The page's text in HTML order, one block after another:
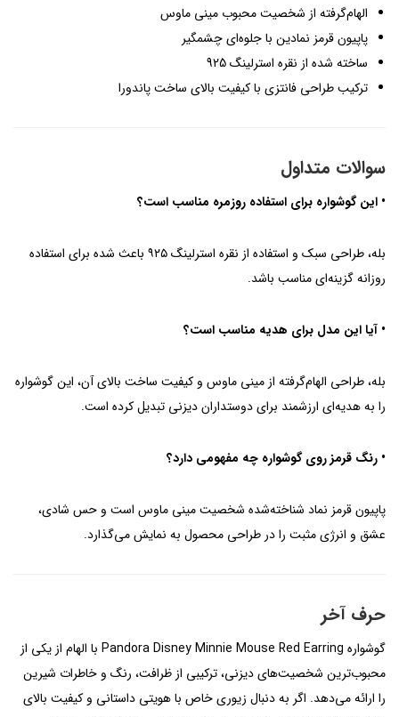
الهام‌گرفته از شخصیت محبوب مینی ماوس
پاپیون قرمز نمادین با جلوه‌ای چشمگیر
ساخته شده از نقره استرلینگ 925
ترکیب طراحی فانتزی با کیفیت بالای ساخت پاندورا
سوالات متداول
• این گوشواره برای استفاده روزمره مناسب است؟
بله، طراحی سبک و استفاده از نقره استرلینگ ۹۲۵ باعث شده برای استفاده
روزانه گزینه‌ای مناسب باشد.
• آیا این مدل برای هدیه مناسب است؟
بله، طراحی الهام‌گرفته از مینی ماوس و کیفیت ساخت بالای آن، این گوشواره
را به هدیه‌ای ارزشمند برای دوستداران دیزنی تبدیل کرده است.
• رنگ قرمز روی گوشواره چه مفهومی دارد؟
پاپیون قرمز نماد شناخته‌شده شخصیت مینی ماوس است و حس شادی،
عشق و انرژی مثبت را در طراحی محصول به نمایش می‌گذارد.
حرف آخر
گوشواره Pandora Disney Minnie Mouse Red Earring با الهام از یکی از
محبوب‌ترین شخصیت‌های دیزنی، ترکیبی از ظرافت، رنگ و خاطرات شیرین
را ارائه می‌دهد. اگر به دنبال زیوری خاص با هویتی داستانی و کیفیت بالای